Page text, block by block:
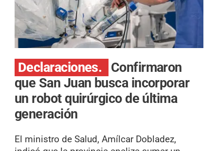
Declaraciones.
Confirmaron
que San Juan busca incorporar
un robot quirúrgico de última
generación
El ministro de Salud, Amílcar Dobladez,